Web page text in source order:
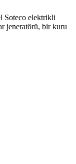
Soteco elektrikli
jeneratörü, bir kuru